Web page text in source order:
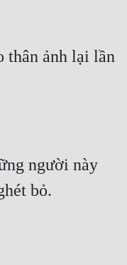
thân ảnh lại lần
người này
bỏ.